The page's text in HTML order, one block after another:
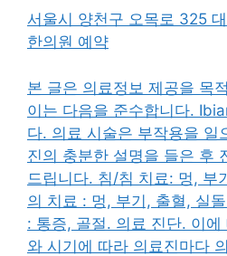
서울시 양천구 오목로 325
한의원 예약
본 글은 의료정보 제공을 목
이는 다음을 준수합니다.
다. 의료 시술은 부작용을 일
진의 충분한 설명을 들은 후
드립니다. 침/침 치료: 멍, 부
의 치료 : 멍, 부기, 출혈, 실
: 통증, 골절. 의료 진단. 이에
와 시기에 따라 의료진마다